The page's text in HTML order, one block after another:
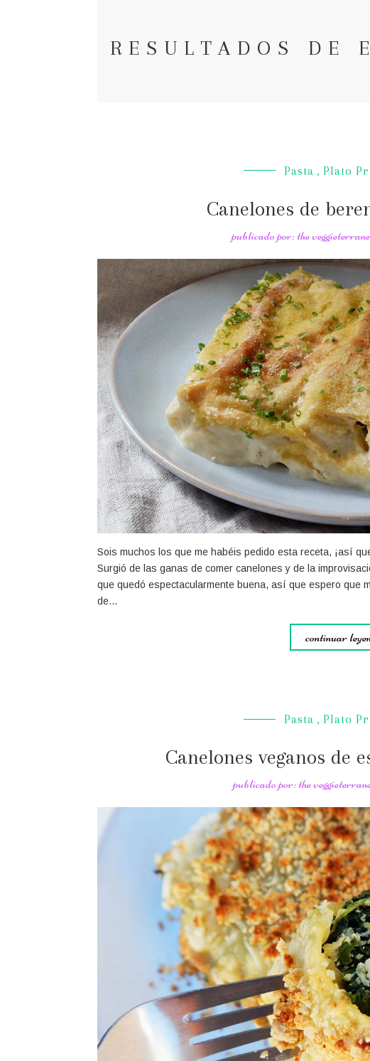
RESULTADOS DE
Pasta , Plato
Canelones de
publicado por: the
Sois muchos los que me habéis pedido esta receta, ¡así
Surgió de las ganas de comer canelones y de la
que quedó espectacularmente buena, así que espero que
de…
continuar
Pasta , Plato
Canelones veganos de
publicado por: the